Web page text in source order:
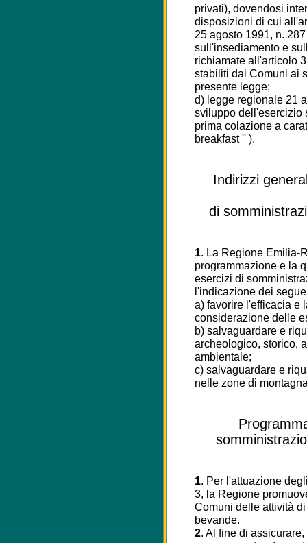
privati), dovendosi
disposizioni di cui
25 agosto 1991, n.
sull'insediamento e
richiamate all'articolo
stabiliti dai Comuni ai
presente legge;
d) legge regionale 21
sviluppo dell'esercizio
prima colazione a
breakfast '' ).
Indirizzi
di
1. La Regione Emilia-
programmazione e la
esercizi di
l'indicazione dei
a) favorire l'efficacia e
considerazione delle
b) salvaguardare e
archeologico, storico,
ambientale;
c) salvaguardare e
nelle zone di
1. Per l'attuazione
3, la Regione
Comuni delle attività
bevande.
2. Al fine di